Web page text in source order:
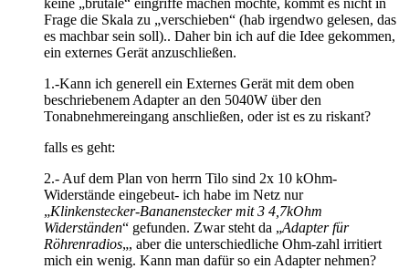
Frage die Skala zu „verschieben“ (hab irgendwo gelesen, das
es machbar sein soll).. Daher bin ich auf die Idee gekommen,
ein externes Gerät anzuschließen.
1.-Kann ich generell ein Externes Gerät mit dem oben
beschriebenem Adapter an den 5040W über den
Tonabnehmereingang anschließen, oder ist es zu riskant?
falls es geht:
2.- Auf dem Plan von herrn Tilo sind 2x 10 kOhm-
Widerstände eingebeut- ich habe im Netz nur
„Klinkenstecker-Bananenstecker mit 3 4,7kOhm
Widerständen“ gefunden. Zwar steht da „Adapter für
Röhrenradios„, aber die unterschiedliche Ohm-zahl irritiert
mich ein wenig. Kann man dafür so ein Adapter nehmen?